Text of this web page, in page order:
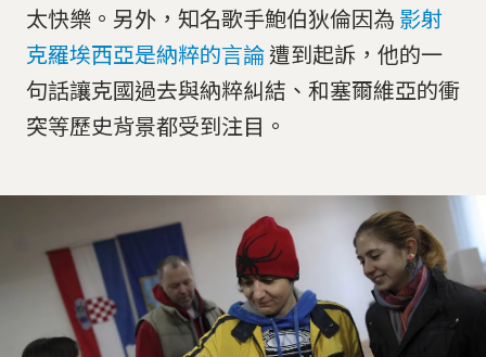
太快樂。另外，知名歌手鮑伯狄倫因為 影射
克羅埃西亞是納粹的言論遭到起訴，他的一
句話讓克國過去與納粹糾結、和塞爾維亞的衝
突等歷史背景都受到注目。